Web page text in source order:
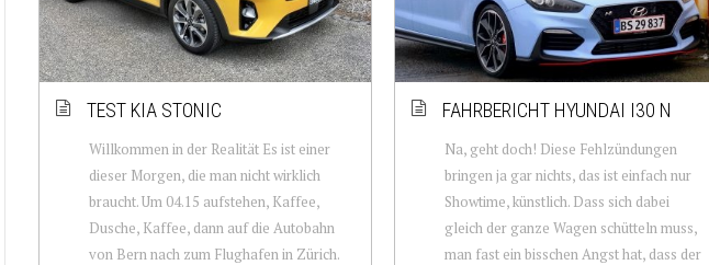
TEST KIA STONIC
Willkommen in der Realität Es ist einer
dieser Morgen, die man nicht wirklich
braucht. Um 04.15 aufstehen, Kaffee,
Dusche, Kaffee, dann auf die Autobahn
von Bern nach zum Flughafen in Zürich.
FAHRBERICHT HYUNDAI I30 N
Na, geht doch! Diese Fehlzündungen
bringen ja gar nichts, das ist einfach nur
Showtime, künstlich. Dass sich dabei
gleich der ganze Wagen schütteln muss,
man fast ein bisschen Angst hat, dass der